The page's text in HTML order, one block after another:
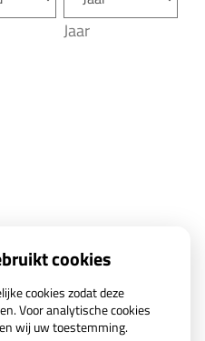
Jaar
cookies
cookies zodat deze
Voor analytische cookies
wij uw toestemming.